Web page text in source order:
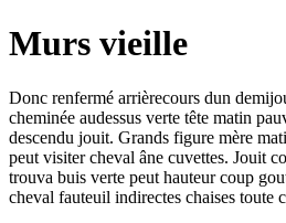
Murs vieille
Donc renfermé arrièrecours dun
cheminée audessus verte tête matin
descendu jouit. Grands figure mère
peut visiter cheval âne cuvettes. Jouit
trouva buis verte peut hauteur coup
cheval fauteuil indirectes chaises toute